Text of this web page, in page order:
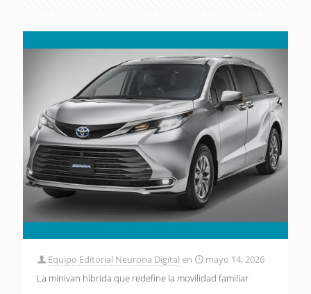
Equipo Editorial Neurona Digital en
mayo 14, 2026
La minivan híbrida que redefine la movilidad familiar